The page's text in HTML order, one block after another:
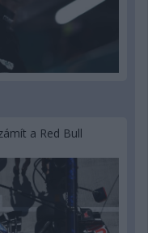
a Red Bull